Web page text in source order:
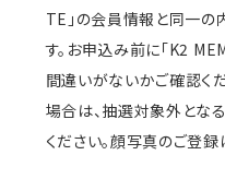
TE」の会員情報と同一の
す。お申込み前に「K2
間違いがないかご確認く
場合は、抽選対象外とな
ください。顔写真のご登録